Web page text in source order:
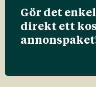
Gör det
direkt ett